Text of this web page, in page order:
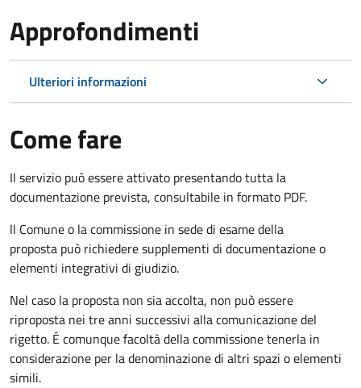
Approfondimenti
Ulteriori informazioni
Come fare
Il servizio può essere attivato presentando tutta la
documentazione prevista, consultabile in formato PDF.
ll Comune o la commissione in sede di esame della
proposta può richiedere supplementi di documentazione o
elementi integrativi di giudizio.
Nel caso la proposta non sia accolta, non può essere
riproposta nei tre anni successivi alla comunicazione del
rigetto. É comunque facoltà della commissione tenerla in
considerazione per la denominazione di altri spazi o elementi
simili.